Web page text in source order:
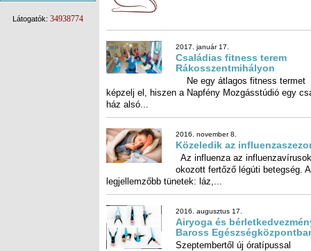
Látogatók: 34938774
2017. január 17.
Családias fitness terem
Rákosszentmihályon
Ne egy átlagos fitness termet
képzelj el, hiszen a Napfény Mozgásstúdió egy családi
ház alsó...
2016. november 8.
Közeledik az
Az influenza az
okozott fertőző légúti
legjellemzőbb tünetek: láz,...
2016. augusztus 17.
Airyoga és
Baross
Szeptembertől új óratípussal
ismerkedhetnek meg a jóga órák